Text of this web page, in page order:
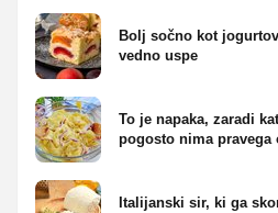
Bolj sočno kot
vedno uspe
To je napaka, zaradi
pogosto nima pravega
Italijanski sir, ki ga